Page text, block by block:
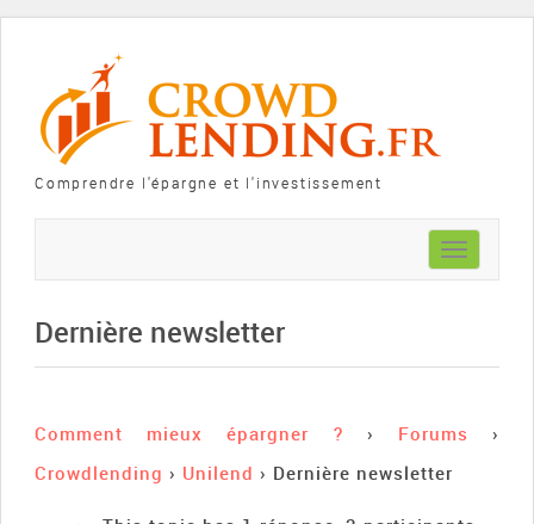
Comprendre l'épargne et l'investissement
Toggle
navigation
Dernière newsletter
Comment mieux épargner ? › Forums
›
Crowdlending › Unilend › Dernière newsletter